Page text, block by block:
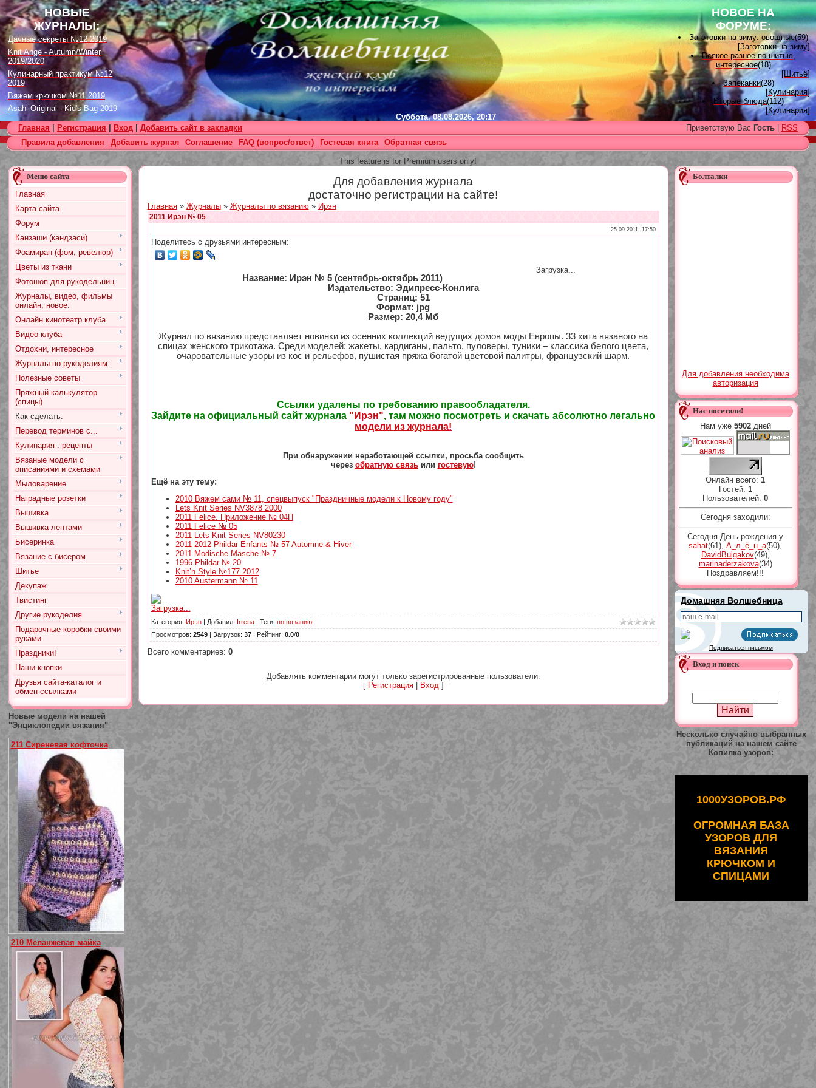
НОВЫЕ
ЖУРНАЛЫ:
Дачные секреты №12 2019
Knit Ange - Autumn/Winter
2019/2020
Кулинарный практикум №12
2019
Вяжем крючком №11 2019
Asahi Original - Kid's Bag 2019
Цветок. Спецвыпуск №4 2019
Designs in Machine Embroidery
№116 2019
Burda Örgü dergisi №2 2019
Loopy Mango Knitting: 34
Fashionable Pieces You Can
Make in a Day
Craft Stamper - January 2020
Суббота, 08.08.2026, 20:17
НОВОЕ НА
ФОРУМЕ:
Заготовки на зиму: овощные(59)
[Заготовки на зиму]
Всякое разное по шитью,
интересное(18)
[Шитьё]
Запеканки(28)
[Кулинария]
Вторые блюда(112)
[Кулинария]
Вышивка лентами(15)
[Вышивка лентами ]
Наградные розетки для
домашних питомцев, МК и
[Наградные розетки из атласной
ленты
Вяжем для детей(96)
Главная Регистрация Вход Добавить сайт в закладки Приветствую Вас Гость
RSS
Правила добавления
Добавить журнал Соглашение FAQ (вопрос/ответ) Гостевая книга Обратная связь
This feature is for Premium users only!
Меню сайта
Главная
Карта сайта
Форум
Канзаши (кандзаси)
Фоамиран (фом, ревелюр)
Цветы из ткани
Фотошоп для рукодельниц
Журналы, видео, фильмы
онлайн, новое:
Онлайн кинотеатр клуба
Видео клуба
Отдохни, интересное
Журналы по рукоделиям:
Полезные советы
Пряжный калькулятор
(спицы)
Как сделать:
Перевод терминов с...
Кулинария : рецепты
Вязаные модели с
описаниями и схемами
Мыловарение
Наградные розетки
Вышивка
Вышивка лентами
Бисеринка
Вязание с бисером
Шитье
Декупаж
Твистинг
Другие рукоделия
Подарочные коробки своими
руками
Праздники!
Наши кнопки
Друзья сайта-каталог и
обмен ссылками
Новые модели на нашей
"Энциклопедии вязания"
211 Сиреневая кофточка
210 Меланжевая майка
Для добавления журнала
достаточно регистрации на сайте!
Главная» Журналы» Журналы по вязанию» Ирэн
2011 Ирэн № 05
25.09.2011, 17:50
Поделитесь с друзьями интересным:
Загрузка...
Название: Ирэн № 5 (сентябрь-октябрь 2011)
Издательство: Эдипресс-Конлига
Страниц: 51
Формат: jpg
Размер: 20,4 Мб
Журнал по вязанию представляет новинки из осенних коллекций ведущих домов моды Европы. 33 хита вязаного на
спицах женского трикотажа. Среди моделей: жакеты, кардиганы, пальто, пуловеры, туники – классика белого цвета,
очаровательные узоры из кос и рельефов, пушистая пряжа богатой цветовой палитры, французский шарм.
Ссылки удалены по требованию правообладателя.
Зайдите на официальный сайт журнала "Ирэн", там можно посмотреть и скачать абсолютно легально
модели из журнала!
При обнаружении неработающей ссылки, просьба сообщить
через обратную связьили гостевую!
Ещё на эту тему:
2010 Вяжем сами № 11, спецвыпуск "Праздничные модели к Новому году"
Lets Knit Series NV3878 2000
2011 Felice. Приложение № 04П
2011 Felice № 05
2011 Lets Knit Series NV80230
2011-2012 Phildar Enfants № 57 Automne & Hiver
2011 Modische Masche № 7
1996 Phildar № 20
Knit’n Style №177 2012
2010 Austermann № 11
Загрузка...
Категория: Ирэн| Добавил: Irrena| Теги: по вязанию
Просмотров: 2549| Загрузок: 37| Рейтинг: 0.0/0
Всего комментариев: 0
Добавлять комментарии могут только зарегистрированные пользователи.
[ Регистрация| Вход]
Болталки
Для добавления необходима
авторизация
Нас посетили!
Нам уже 5902дней
Онлайн всего: 1
Гостей: 1
Пользователей: 0
Сегодня заходили:
Сегодня День рождения у
sahat(61) А_л_ё_н_а(50)
DavidBulgakov(49),
marinaderzakova(34)
Поздравляем!!!
Домашняя Волшебница
Подписаться письмом
Вход и поиск
Несколько случайно выбранных
публикаций на нашем сайте
Копилка узоров:
1000УЗОРОВ.РФ
ОГРОМНАЯ БАЗА
УЗОРОВ ДЛЯ
ВЯЗАНИЯ
КРЮЧКОМ И
СПИЦАМИ